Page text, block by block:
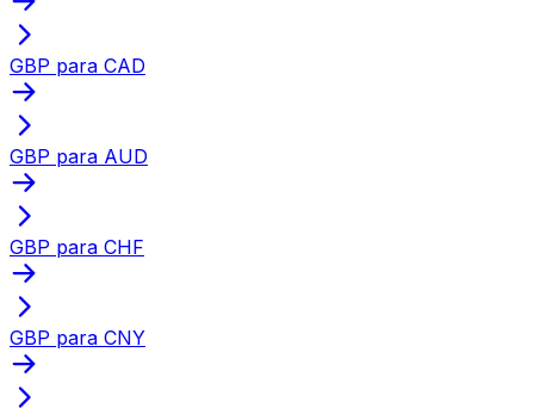
GBP para CAD
GBP para AUD
GBP para CHF
GBP para CNY